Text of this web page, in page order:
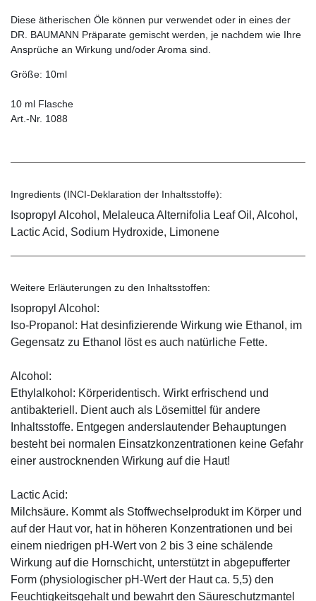
Diese ätherischen Öle können pur verwendet oder in eines der
DR. BAUMANN Präparate gemischt werden, je nachdem wie Ihre
Ansprüche an Wirkung und/oder Aroma sind.
Größe: 10ml
10 ml Flasche
Art.-Nr. 1088
Ingredients (INCI-Deklaration der Inhaltsstoffe):
Isopropyl Alcohol, Melaleuca Alternifolia Leaf Oil, Alcohol,
Lactic Acid, Sodium Hydroxide, Limonene
Weitere Erläuterungen zu den Inhaltsstoffen:
Isopropyl Alcohol:
Iso-Propanol: Hat desinfizierende Wirkung wie Ethanol, im
Gegensatz zu Ethanol löst es auch natürliche Fette.
Alcohol:
Ethylalkohol: Körperidentisch. Wirkt erfrischend und
antibakteriell. Dient auch als Lösemittel für andere
Inhaltsstoffe. Entgegen anderslautender Behauptungen
besteht bei normalen Einsatzkonzentrationen keine Gefahr
einer austrocknenden Wirkung auf die Haut!
Lactic Acid:
Milchsäure. Kommt als Stoffwechselprodukt im Körper und
auf der Haut vor, hat in höheren Konzentrationen und bei
einem niedrigen pH-Wert von 2 bis 3 eine schälende
Wirkung auf die Hornschicht, unterstützt in abgepufferter
Form (physiologischer pH-Wert der Haut ca. 5,5) den
Feuchtigkeitsgehalt und bewahrt den Säureschutzmantel